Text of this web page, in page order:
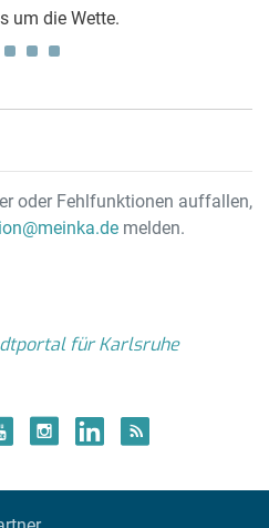
um die Wette.
oder Fehlfunktionen auffallen,
melden.
für Karlsruhe